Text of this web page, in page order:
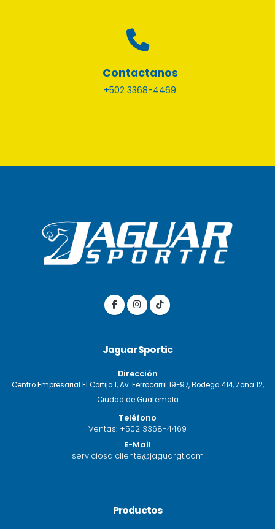
Contactanos
+502 3368-4469
Jaguar Sportic
Dirección
Centro Empresarial El Cortijo 1, Av. Ferrocarril 19-97, Bodega 414, Zona 12,
Ciudad de Guatemala
Teléfono
Ventas: +502 3368-4469
E-Mail
serviciosalcliente@jaguargt.com
Productos